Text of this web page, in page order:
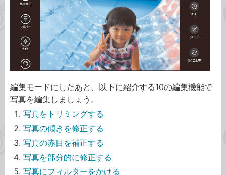
編集モードにしたあと、以下に紹介する10の編集機能で
写真を編集しましょう。
写真をトリミングする
写真の傾きを修正する
写真の赤目を補正する
写真を部分的に修正する
写真にフィルターをかける